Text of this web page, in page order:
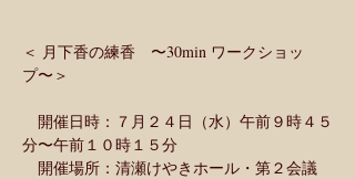
＜ 月下香の練香　〜30min ワークショッ
プ〜＞
開催日時：７月２４日（水）午前９時４５
分〜午前１０時１５分
開催場所：清瀬けやきホール・第２会議